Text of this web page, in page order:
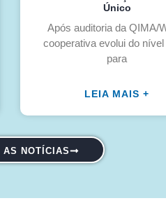
Único
Após auditoria da QIMA/
cooperativa evolui do
para
LEIA MAIS +
AS NOTÍCIAS